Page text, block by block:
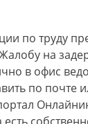
по труду
на
в офис
по почте